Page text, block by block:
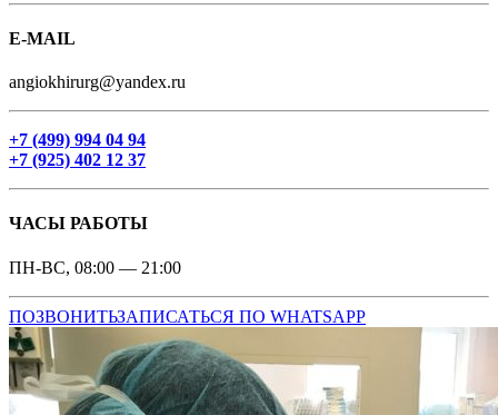
E-MAIL
angiokhirurg@yandex.ru
+7 (499) 994 04 94
+7 (925) 402 12 37
ЧАСЫ РАБОТЫ
ПН-ВС, 08:00 — 21:00
ПОЗВОНИТЬЗАПИСАТЬСЯ ПО WHATSAPP